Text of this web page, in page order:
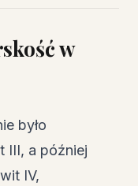
w
było
III, a później
IV,